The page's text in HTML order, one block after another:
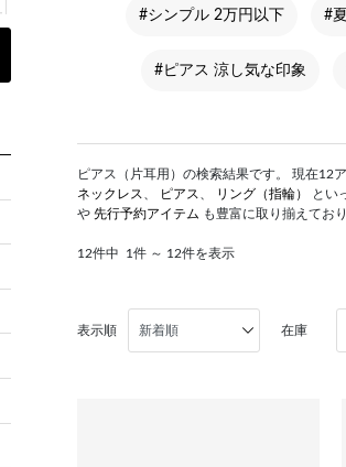
#シンプル 2万円以下 #
#ピアス 涼し気な印象
ピアス（片耳用）の検索結果です。 現在12
ネックレス
ピアス リング（指輪） とい
や 先行予約アイテム も豊富に取り揃えており
12件中 1件 ～ 12件を表示
表示順 在庫